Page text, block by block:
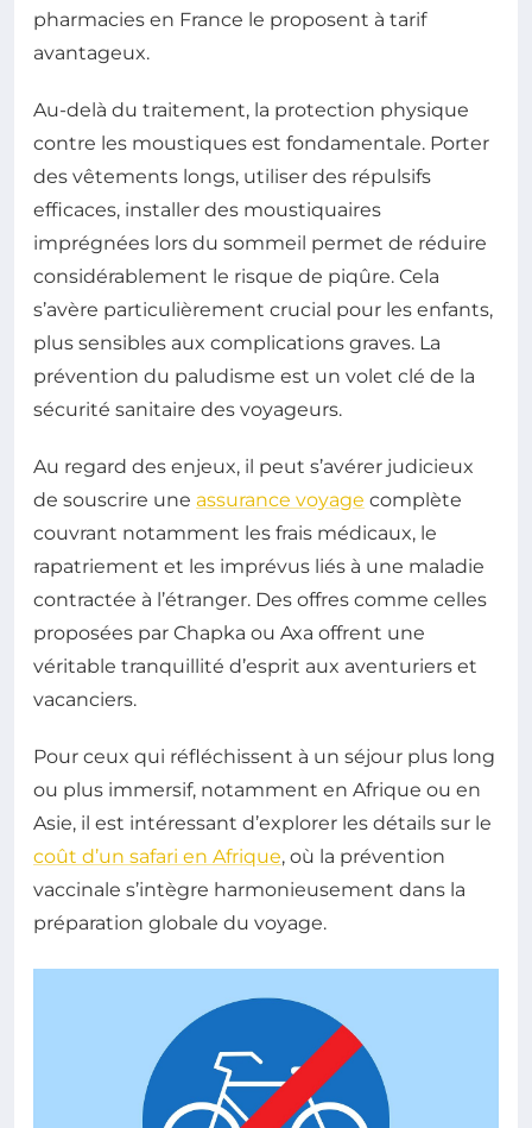
pharmacies en France le proposent à tarif
avantageux.
Au-delà du traitement, la protection physique
contre les moustiques est fondamentale. Porter
des vêtements longs, utiliser des répulsifs
efficaces, installer des moustiquaires
imprégnées lors du sommeil permet de réduire
considérablement le risque de piqûre. Cela
s’avère particulièrement crucial pour les enfants,
plus sensibles aux complications graves. La
prévention du paludisme est un volet clé de la
sécurité sanitaire des voyageurs.
Au regard des enjeux, il peut s’avérer judicieux
de souscrire une assurance voyage complète
couvrant notamment les frais médicaux, le
rapatriement et les imprévus liés à une maladie
contractée à l’étranger. Des offres comme celles
proposées par Chapka ou Axa offrent une
véritable tranquillité d’esprit aux aventuriers et
vacanciers.
Pour ceux qui réfléchissent à un séjour plus long
ou plus immersif, notamment en Afrique ou en
Asie, il est intéressant d’explorer les détails sur le
coût d’un safari en Afrique, où la prévention
vaccinale s’intègre harmonieusement dans la
préparation globale du voyage.